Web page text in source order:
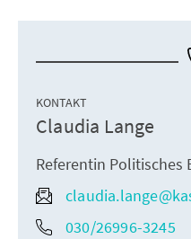
KONTAKT
Claudia Lange
Referentin
030/26996-3245